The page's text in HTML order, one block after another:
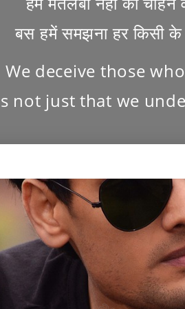
बस हमें समझना हर किसी के
We deceive those
not just that we